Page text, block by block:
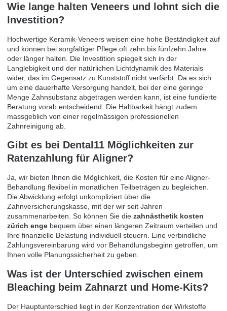
Wie lange halten Veneers und lohnt sich die
Investition?
Hochwertige Keramik-Veneers weisen eine hohe Beständigkeit auf
und können bei sorgfältiger Pflege oft zehn bis fünfzehn Jahre
oder länger halten. Die Investition spiegelt sich in der
Langlebigkeit und der natürlichen Lichtdynamik des Materials
wider, das im Gegensatz zu Kunststoff nicht verfärbt. Da es sich
um eine dauerhafte Versorgung handelt, bei der eine geringe
Menge Zahnsubstanz abgetragen werden kann, ist eine fundierte
Beratung vorab entscheidend. Die Haltbarkeit hängt zudem
massgeblich von einer regelmässigen professionellen
Zahnreinigung ab.
Gibt es bei Dental11 Möglichkeiten zur
Ratenzahlung für Aligner?
Ja, wir bieten Ihnen die Möglichkeit, die Kosten für eine Aligner-
Behandlung flexibel in monatlichen Teilbeträgen zu begleichen.
Die Abwicklung erfolgt unkompliziert über die
Zahnversicherungskasse, mit der wir seit Jahren
zusammenarbeiten. So können Sie die zahnästhetik kosten
zürich enge bequem über einen längeren Zeitraum verteilen und
Ihre finanzielle Belastung individuell steuern. Eine verbindliche
Zahlungsvereinbarung wird vor Behandlungsbeginn getroffen, um
Ihnen volle Planungssicherheit zu geben.
Was ist der Unterschied zwischen einem
Bleaching beim Zahnarzt und Home-Kits?
Der Hauptunterschied liegt in der Konzentration der Wirkstoffe